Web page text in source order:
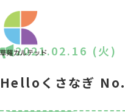
2021.02.16 (火)
Helloくさなぎ